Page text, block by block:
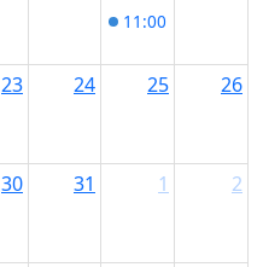
11:00
23 24 25 26
30 31 1 2